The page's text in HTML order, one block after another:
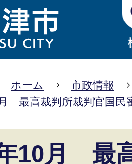
ホーム
市政情報
最高裁判所裁判官国
10月 最